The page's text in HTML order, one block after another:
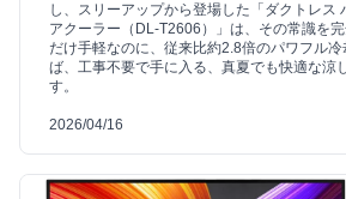
し、スリーアップから登場した「ダクトレス
アクーラー（DL-T2606）」は、その常識を
だけ手軽なのに、従来比約2.8倍のパワフル
ば、工事不要で手に入る、真夏でも快適な涼
す。
2026/04/16